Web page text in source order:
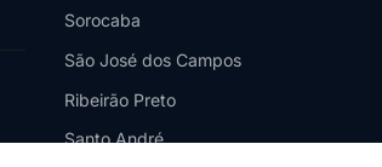
Sorocaba
São José dos Campos
Ribeirão Preto
Santo André